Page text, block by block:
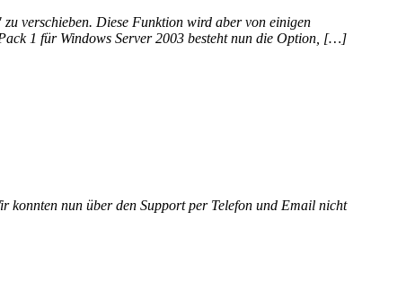
verschieben. Diese Funktion wird aber von einigen
1 für Windows Server 2003 besteht nun die Option, […]
konnten nun über den Support per Telefon und Email nicht